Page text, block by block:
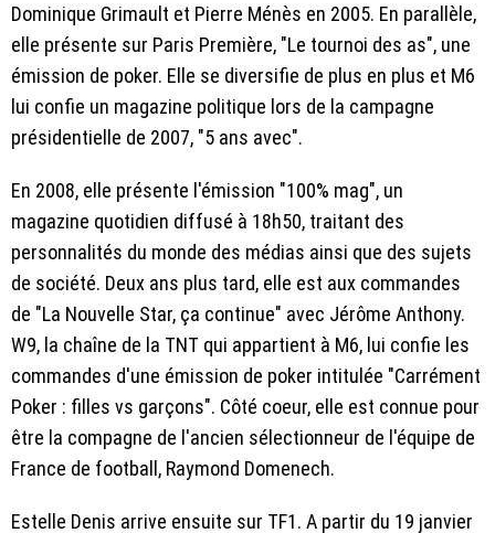
Dominique Grimault et Pierre Ménès en 2005. En parallèle,
elle présente sur Paris Première, "Le tournoi des as", une
émission de poker. Elle se diversifie de plus en plus et M6
lui confie un magazine politique lors de la campagne
présidentielle de 2007, "5 ans avec".
En 2008, elle présente l'émission "100% mag", un
magazine quotidien diffusé à 18h50, traitant des
personnalités du monde des médias ainsi que des sujets
de société. Deux ans plus tard, elle est aux commandes
de "La Nouvelle Star, ça continue" avec Jérôme Anthony.
W9, la chaîne de la TNT qui appartient à M6, lui confie les
commandes d'une émission de poker intitulée "Carrément
Poker : filles vs garçons". Côté coeur, elle est connue pour
être la compagne de l'ancien sélectionneur de l'équipe de
France de football, Raymond Domenech.
Estelle Denis arrive ensuite sur TF1. A partir du 19 janvier